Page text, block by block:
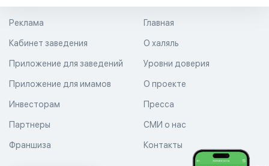
Главная
О халяль
Уровни доверия
Реклама
Кабинет заведения
Приложение для заведений
Приложение для имамов О проекте
Пресса
СМИ о нас
Контакты
Инвесторам
Партнеры
Франшиза